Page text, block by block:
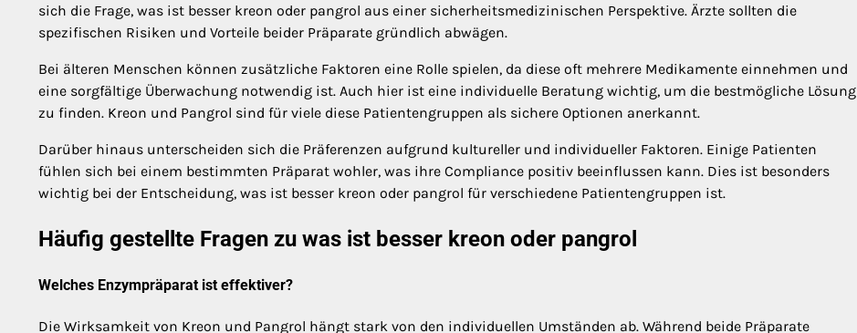
sich die Frage, was ist besser kreon oder pangrol aus einer sicherheitsmedizinischen Perspektive. Ärzte sollten die
spezifischen Risiken und Vorteile beider Präparate gründlich abwägen.
Bei älteren Menschen können zusätzliche Faktoren eine Rolle spielen, da diese oft mehrere Medikamente einnehmen und
eine sorgfältige Überwachung notwendig ist. Auch hier ist eine individuelle Beratung wichtig, um die bestmögliche Lösung
zu finden. Kreon und Pangrol sind für viele diese Patientengruppen als sichere Optionen anerkannt.
Darüber hinaus unterscheiden sich die Präferenzen aufgrund kultureller und individueller Faktoren. Einige Patienten
fühlen sich bei einem bestimmten Präparat wohler, was ihre Compliance positiv beeinflussen kann. Dies ist besonders
wichtig bei der Entscheidung, was ist besser kreon oder pangrol für verschiedene Patientengruppen ist.
Häufig gestellte Fragen zu was ist besser kreon oder pangrol
Welches Enzympräparat ist effektiver?
Die Wirksamkeit von Kreon und Pangrol hängt stark von den individuellen Umständen ab. Während beide Präparate